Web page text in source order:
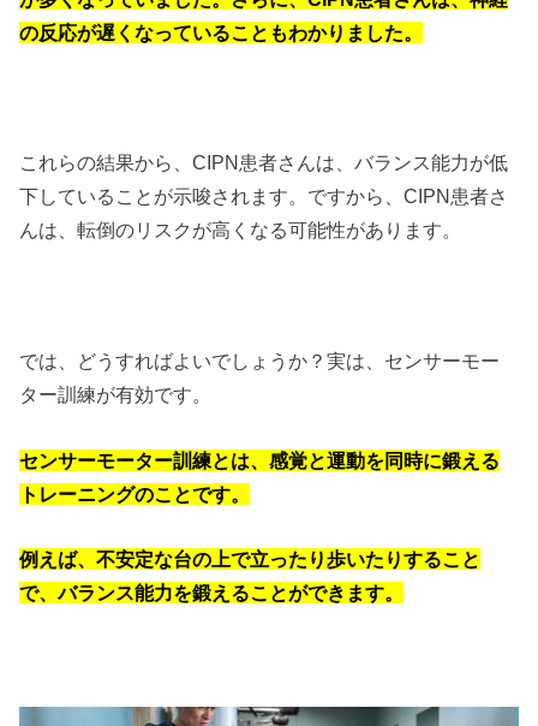
の反応が遅くなっていることもわかりました。
これらの結果から、CIPN患者さんは、バランス能力が低
下していることが示唆されます。ですから、CIPN患者さ
んは、転倒のリスクが高くなる可能性があります。
では、どうすればよいでしょうか？実は、センサーモー
ター訓練が有効です。
センサーモーター訓練とは、感覚と運動を同時に鍛える
トレーニングのことです。
例えば、不安定な台の上で立ったり歩いたりすること
で、バランス能力を鍛えることができます。